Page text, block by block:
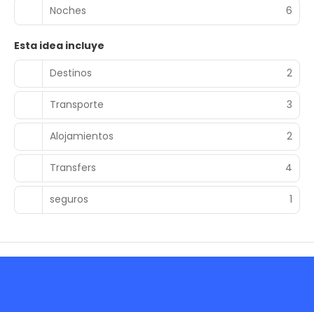
Noches 6
Esta idea incluye
Destinos
2
Transporte 3
Alojamientos 2
Transfers 4
seguros 1